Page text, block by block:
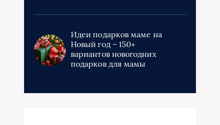
Идеи подарков маме на
Новый год – 150+
вариантов новогодних
подарков для мамы